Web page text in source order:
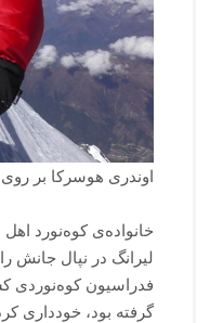
اوندری هوسرکا بر روی
خانواده‌ی کوه‌نورد
لیرانگ در نپال جانش
گرفته بود، خودداری